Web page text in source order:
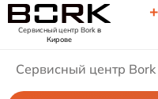
Сервисный центр Borkв
Кирове
Сервисный центр Bork